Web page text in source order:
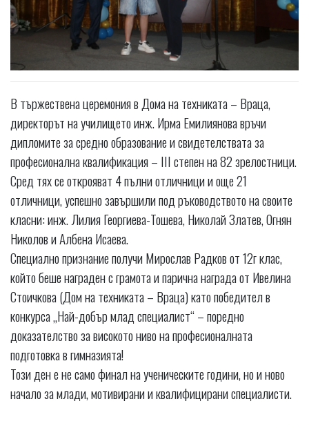
В тържествена церемония в Дома на техниката – Враца,
директорът на училището инж. Ирма Емилиянова връчи
дипломите за средно образование и свидетелствата за
професионална квалификация – III степен на 82 зрелостници.
Сред тях се открояват 4 пълни отличници и още 21
отличници, успешно завършили под ръководството на своите
класни: инж. Лилия Георгиева-Тошева, Николай Златев, Огнян
Николов и Албена Исаева.
Специално признание получи Мирослав Радков от 12г клас,
който беше награден с грамота и парична награда от Ивелина
Стоичкова (Дом на техниката – Враца) като победител в
конкурса „Най-добър млад специалист“ – поредно
доказателство за високото ниво на професионалната
подготовка в гимназията!
Този ден е не само финал на ученическите години, но и ново
начало за млади, мотивирани и квалифицирани специалисти.